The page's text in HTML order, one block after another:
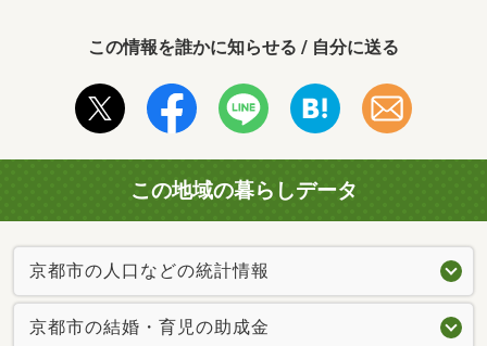
この情報を誰かに知らせる / 自分に送る
この地域の暮らしデータ
京都市の人口などの統計情報
京都市の結婚・育児の助成金